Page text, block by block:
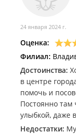
24 января 2024 г.
Оценка:
Филиал:
Достоинства:
в центре
помочь и
Постоянно там
улыбкой, даже
Недостатки: